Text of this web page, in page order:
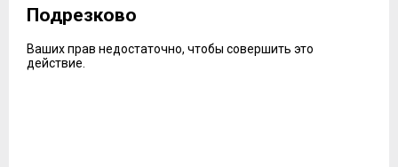
Подрезково
Ваших прав недостаточно, чтобы совершить это
действие.